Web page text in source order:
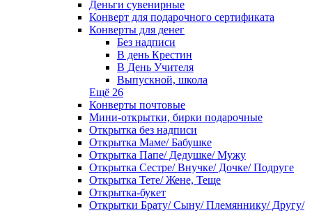
Деньги сувенирные
Конверт для подарочного сертификата
Конверты для денег
Без надписи
В день Крестин
В День Учителя
Выпускной, школа
Ещё 26
Конверты почтовые
Мини-открытки, бирки подарочные
Открытка без надписи
Открытка Маме/ Бабушке
Открытка Папе/ Дедушке/ Мужу
Открытка Сестре/ Внучке/ Дочке/ Подруге
Открытка Тете/ Жене, Теще
Открытка-букет
Открытки Брату/ Сыну/ Племяннику/ Другу/